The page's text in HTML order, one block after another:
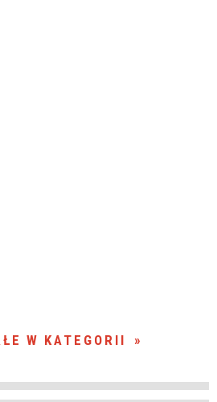
W KATEGORII